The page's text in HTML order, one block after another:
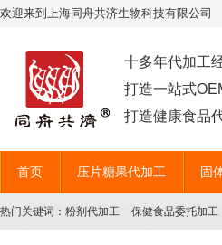
欢迎来到上海同舟共济生物科技有限公司
十多年代加工
打造一站式
打造健康食品
首页 压片糖果代加工 固
热门关键词： 粉剂代加工 保健食品委托加工